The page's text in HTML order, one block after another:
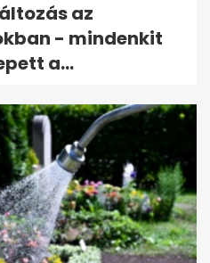
az
- mindenkit
a...